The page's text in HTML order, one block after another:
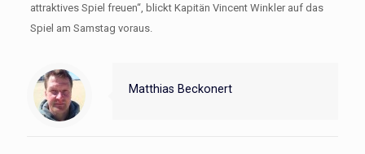
attraktives Spiel freuen“, blickt Kapitän Vincent Winkler auf das
Spiel am Samstag voraus.
Matthias Beckonert